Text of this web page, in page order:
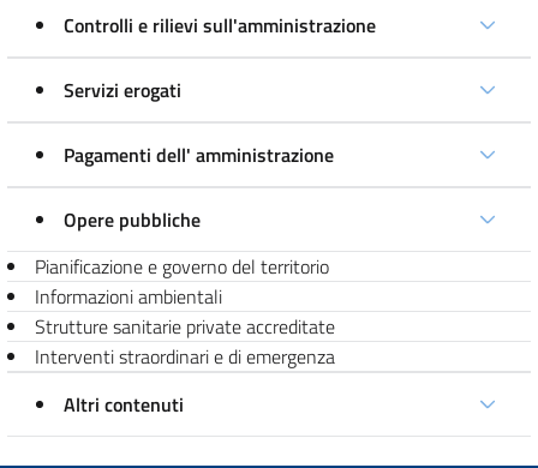
Controlli e rilievi sull'amministrazione
Servizi erogati
Pagamenti dell' amministrazione
Opere pubbliche
Pianificazione e governo del territorio
Informazioni ambientali
Strutture sanitarie private accreditate
Interventi straordinari e di emergenza
Altri contenuti